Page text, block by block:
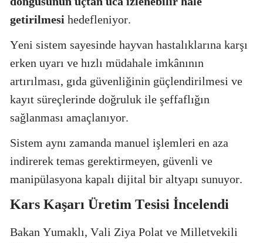
getirilmesi hedefleniyor.
Yeni sistem sayesinde hayvan hastalıklarına karşı
erken uyarı ve hızlı müdahale imkânının
artırılması, gıda güvenliğinin güçlendirilmesi ve
kayıt süreçlerinde doğruluk ile şeffaflığın
sağlanması amaçlanıyor.
Sistem aynı zamanda manuel işlemleri en aza
indirerek temas gerektirmeyen, güvenli ve
manipülasyona kapalı dijital bir altyapı sunuyor.
Kars Kaşarı Üretim Tesisi İncelendi
Bakan Yumaklı, Vali Ziya Polat ve Milletvekili